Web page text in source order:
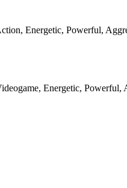
Energetic, Powerful,
Energetic, Powerful,